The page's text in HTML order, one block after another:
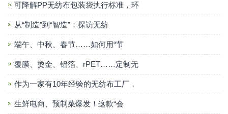
可降解PP无纺布包装袋执行标准，环
从“制造”到“智造”：探访无纺
端午、中秋、春节……如何用“节
覆膜、烫金、铝箔、rPET……定制无
作为一家有10年经验的无纺布工厂，
生鲜电商、预制菜爆发！这款“会